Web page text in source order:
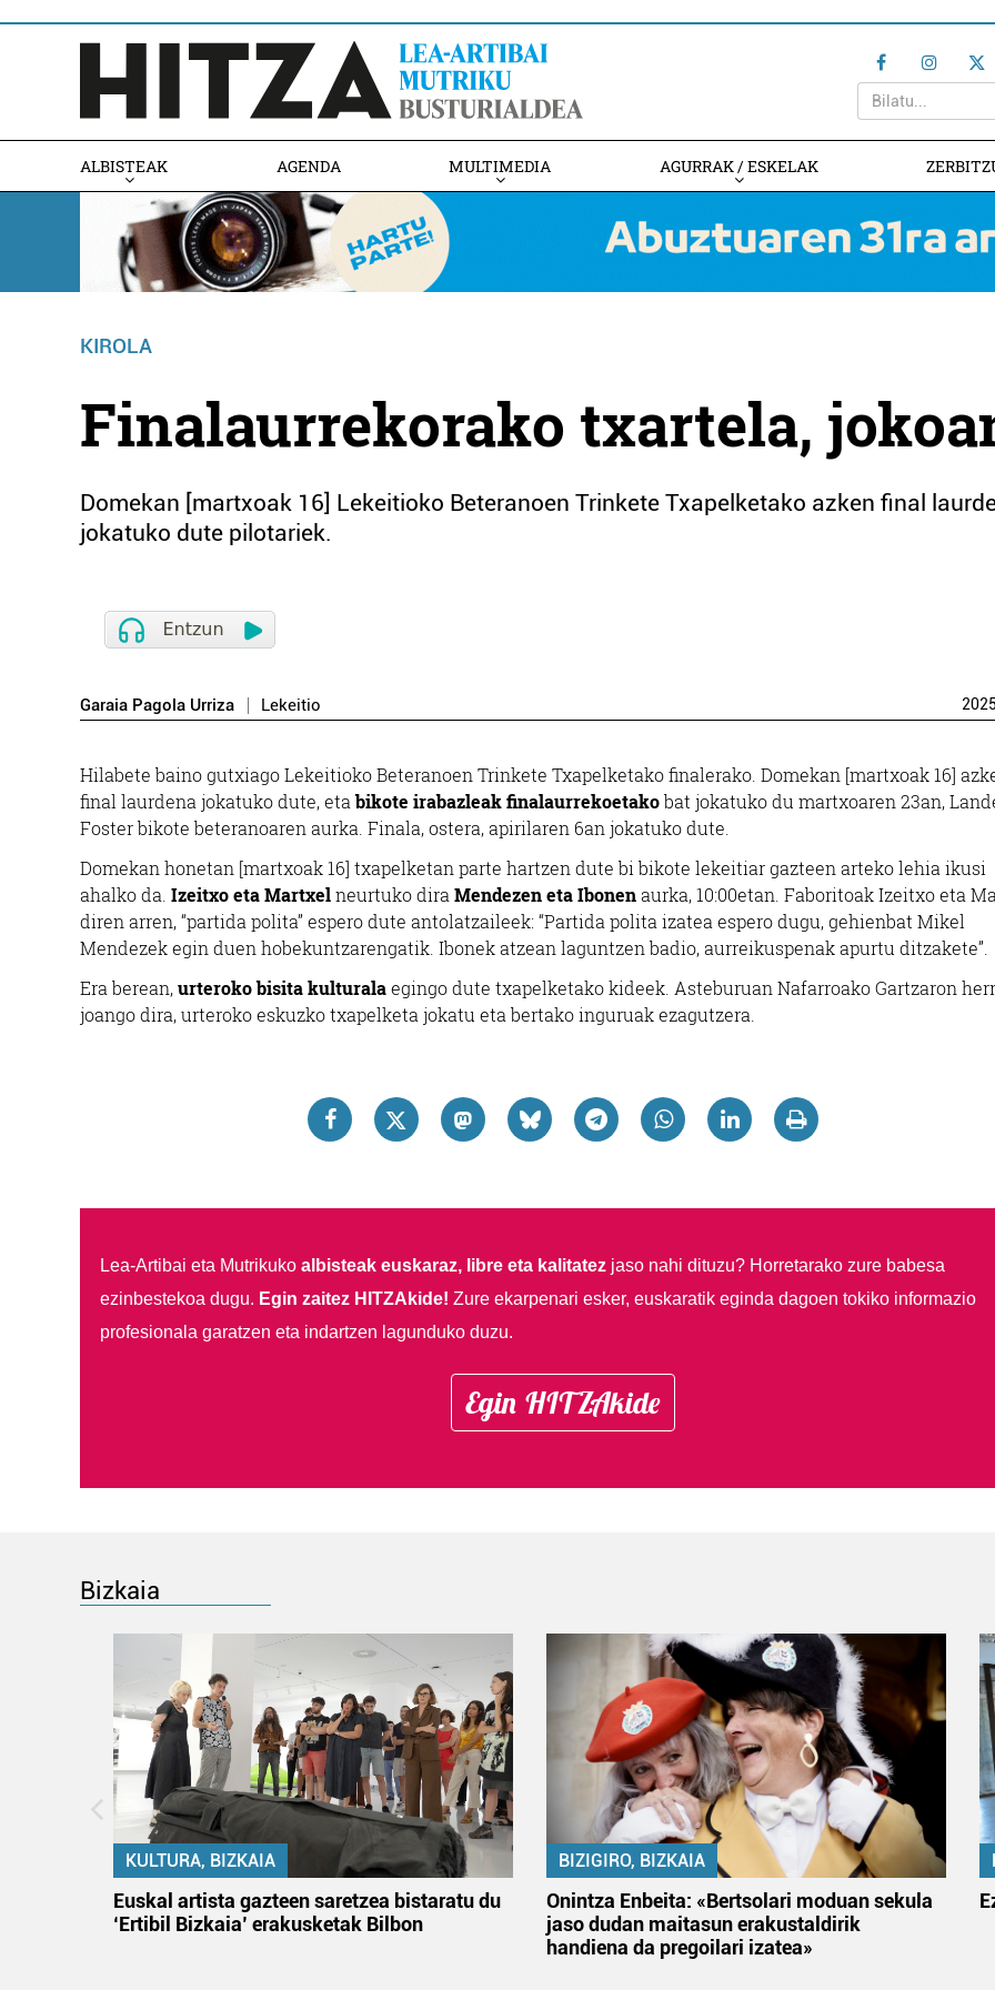
ALBISTEAK AGENDA MULTIMEDIA AGURRAK / ESKELAK
KIROLA
Finalaurrekorako txartela,
Domekan [martxoak 16] Lekeitioko Beteranoen Trinkete Txapelketako azken final
jokatuko dute pilotariek.
Garaia Pagola Urriza Lekeitio 2025
Hilabete baino gutxiago Lekeitioko Beteranoen Trinkete Txapelketako finalerako. Domekan [martxoak 16]
final laurdena jokatuko dute, etabikote irabazleak finalaurrekoetakobat jokatuko du martxoaren 23an,
Foster bikote beteranoaren aurka. Finala, ostera, apirilaren 6an jokatuko dute.
Domekan honetan [martxoak 16] txapelketan parte hartzen dute bi bikote lekeitiar gazteen arteko lehia ikusi
ahalko da. Izeitxo eta Martxelneurtuko dira Mendezen eta Ibonenaurka, 10:00etan. Faboritoak Izeitxo eta
diren arren, “partida polita” espero dute antolatzaileek: “Partida polita izatea espero dugu, gehienbat Mikel
Mendezek egin duen hobekuntzarengatik. Ibonek atzean laguntzen badio, aurreikuspenak apurtu ditzakete”.
Era berean,urteroko bisita kulturalaegingo dute txapelketako kideek. Asteburuan Nafarroako Gartzaron
joango dira, urteroko eskuzko txapelketa jokatu eta bertako inguruak ezagutzera.
Lea-Artibai eta Mutrikuko albisteak euskaraz, libre eta kalitatezjaso nahi dituzu? Horretarako zure babesa
ezinbestekoa dugu. Egin zaitez HITZAkide! Zure ekarpenari esker, euskaratik eginda dagoen tokiko informazio
profesionala garatzen eta indartzen lagunduko duzu.
Egin HITZAkide
Bizkaia
KULTURA, BIZKAIA
Euskal artista gazteen saretzea bistaratu du
‘Ertibil Bizkaia’ erakusketak Bilbon
BIZIGIRO, BIZKAIA
Onintza Enbeita: «Bertsolari moduan sekula
jaso dudan maitasun erakustaldirik
handiena da pregoilari izatea»